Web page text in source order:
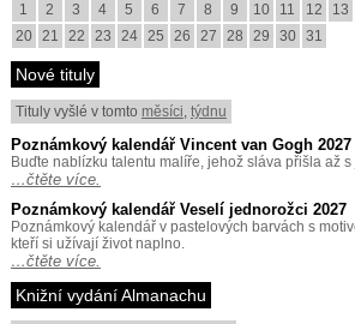
1
2 3 4 5 6 7 8 9 10 11 12 13
20 21 22 23 24 25 26 27 28 29 30 31
Nové tituly
Tituly vyšlé v tomto měsíci, týdnu
Poznámkový kalendář Vincent van Gogh 2027
Buďte nablízku talentu malíře, jehož sláva přišla až s
…čtěte více.
Poznámkový kalendář Veselí jednorožci 2027
Poznámkový kalendář v pastelových barvách s
kteří si užívají život naplno.
…čtěte více.
Knižní vydání Almanachu